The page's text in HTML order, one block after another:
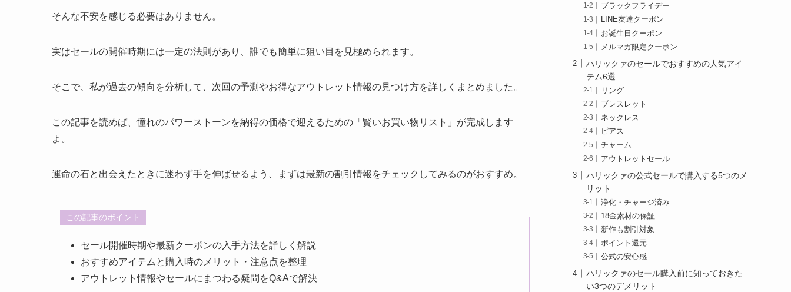
そんな不安を感じる必要はありません。
実はセールの開催時期には一定の法則があり、誰でも簡単に狙い目を見極められます。
そこで、私が過去の傾向を分析して、次回の予測やお得なアウトレット情報の見つけ方を詳しくまとめました。
この記事を読めば、憧れのパワーストーンを納得の価格で迎えるための「賢いお買い物リスト」が完成します
よ。
運命の石と出会えたときに迷わず手を伸ばせるよう、まずは最新の割引情報をチェックしてみるのがおすすめ。
この記事のポイント
セール開催時期や最新クーポンの入手方法を詳しく解説
おすすめアイテムと購入時のメリット・注意点を整理
アウトレット情報やセールにまつわる疑問をQ&Aで解決
ブラックフライデー
LINE友達クーポン
お誕生日クーポン
メルマガ限定クーポン
ハリックァのセールでおすすめの人気アイ
テム6選
リング
ブレスレット
ネックレス
ピアス
チャーム
アウトレットセール
ハリックァの公式セールで購入する5つのメ
リット
浄化・チャージ済み
18金素材の保証
新作も割引対象
ポイント還元
公式の安心感
ハリックァのセール購入前に知っておきた
い3つのデメリット